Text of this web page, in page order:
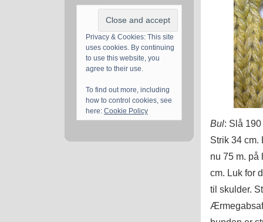
Privacy & Cookies: This site
uses cookies. By continuing
to use this website, you
agree to their use.
To find out more, including
how to control cookies, see
here: Cookie Policy
Bul: Slå
Strik 34 cm.
nu 75 m.
cm. Luk for
til skulder.